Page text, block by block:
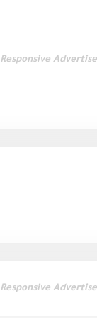
Responsive
Responsive